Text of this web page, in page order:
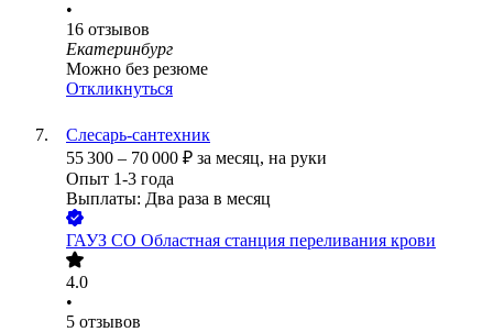
•
16 отзывов
Екатеринбург
Можно без резюме
Откликнуться
Слесарь-сантехник
55 300 – 70 000 ₽ за месяц, на руки
Опыт 1-3 года
Выплаты: Два раза в месяц
ГАУЗ СО Областная станция переливания крови
4.0
•
5 отзывов